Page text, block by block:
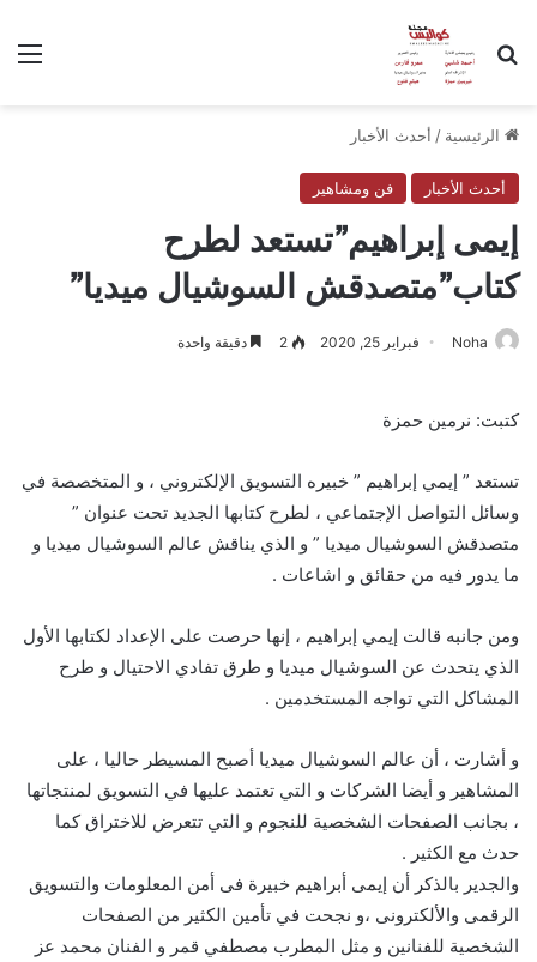
بحث عن
الرئيسية / أحدث الأخبار
أحدث الأخبار فن ومشاهير
إيمى إبراهيم”تستعد لطرح
كتاب”متصدقش السوشيال ميديا”
Noha فبراير 25, 2020 2 دقيقة واحدة
كتبت: نرمين حمزة
تستعد ” إيمي إبراهيم ” خبيره التسويق الإلكتروني ، و المتخصصة في
وسائل التواصل الإجتماعي ، لطرح كتابها الجديد تحت عنوان ”
متصدقش السوشيال ميديا ” و الذي يناقش عالم السوشيال ميديا و
ما يدور فيه من حقائق و اشاعات .
ومن جانبه قالت إيمي إبراهيم ، إنها حرصت على الإعداد لكتابها الأول
الذي يتحدث عن السوشيال ميديا و طرق تفادي الاحتيال و طرح
المشاكل التي تواجه المستخدمين .
و أشارت ، أن عالم السوشيال ميديا أصبح المسيطر حاليا ، على
المشاهير و أيضا الشركات و التي تعتمد عليها في التسويق لمنتجاتها
، بجانب الصفحات الشخصية للنجوم و التي تتعرض للاختراق كما
حدث مع الكثير .
والجدير بالذكر أن إيمى أبراهيم خبيرة فى أمن المعلومات والتسويق
الرقمى والألكترونى ،و نجحت في تأمين الكثير من الصفحات
الشخصية للفنانين و مثل المطرب مصطفي قمر و الفنان محمد عز